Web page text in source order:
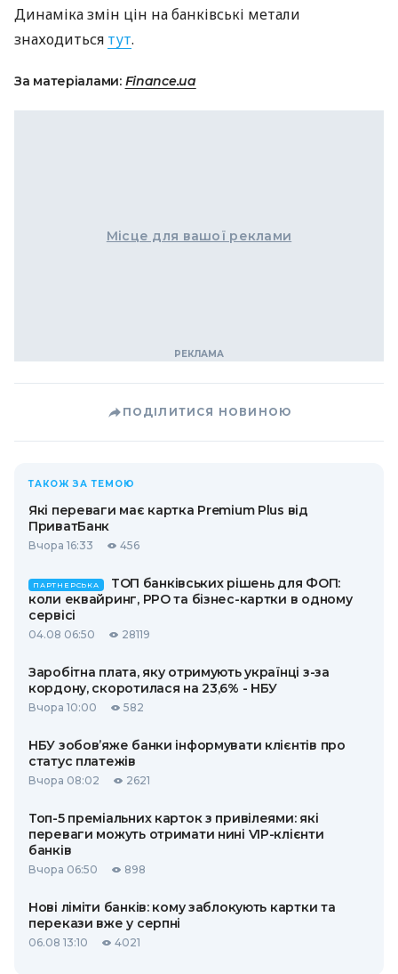
Динаміка змін цін на банківські метали
знаходиться тут.
За матеріалами: Finance.ua
Місце для вашої реклами
ПОДІЛИТИСЯ НОВИНОЮ
ТАКОЖ ЗА ТЕМОЮ
Які переваги має картка Premium Plus від
ПриватБанк
Вчора 16:33 456
ПАРТНЕРСЬКА
ТОП банківських рішень для ФОП:
коли еквайринг, РРО та бізнес-картки в одному
сервісі
04.08 06:50 28119
Заробітна плата, яку отримують українці з-за
кордону, скоротилася на 23,6% - НБУ
Вчора 10:00 582
НБУ зобов’яже банки інформувати клієнтів про
статус платежів
Вчора 08:02 2621
Топ-5 преміальних карток з привілеями: які
переваги можуть отримати нині VIP-клієнти
банків
Вчора 06:50 898
Нові ліміти банків: кому заблокують картки та
перекази вже у серпні
06.08 13:10 4021